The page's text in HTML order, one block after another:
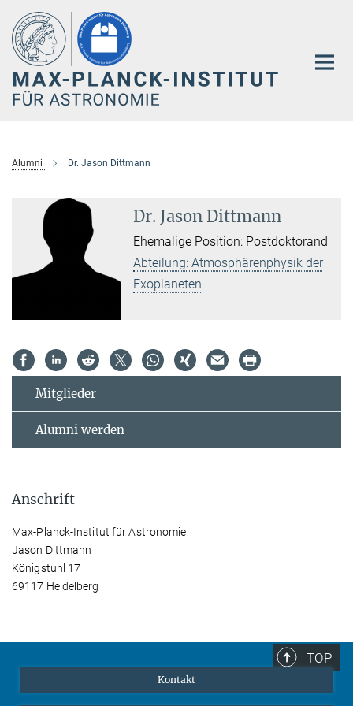
Hauptinhalt
Alumni Dr. Jason Dittmann
Dr. Jason Dittmann
Ehemalige Position: Postdoktorand
Abteilung: Atmosphärenphysik der
Exoplaneten
Mitglieder
Alumni werden
Anschrift
Max-Planck-Institut für Astronomie
Jason Dittmann
Königstuhl 17
69117 Heidelberg
TOP
Kontakt